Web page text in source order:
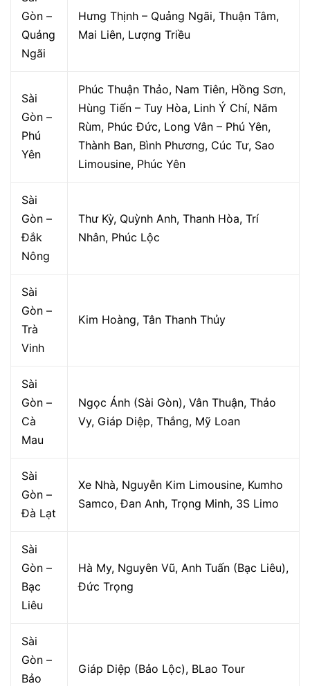
Gòn –
Quảng
Ngãi
Hưng Thịnh – Quảng Ngãi, Thuận Tâm,
Mai Liên, Lượng Triều
Sài
Gòn –
Phú
Yên
Phúc Thuận Thảo, Nam Tiên, Hồng Sơn,
Hùng Tiến – Tuy Hòa, Linh Ý Chí, Năm
Rùm, Phúc Đức, Long Vân – Phú Yên,
Thành Ban, Bình Phương, Cúc Tư, Sao
Limousine, Phúc Yên
Sài
Gòn –
Đắk
Nông
Thư Kỳ, Quỳnh Anh, Thanh Hòa, Trí
Nhân, Phúc Lộc
Sài
Gòn –
Trà
Vinh
Kim Hoàng, Tân Thanh Thủy
Sài
Gòn –
Cà
Mau
Ngọc Ánh (Sài Gòn), Vân Thuận, Thảo
Vy, Giáp Diệp, Thắng, Mỹ Loan
Sài
Gòn –
Đà Lạt
Xe Nhà, Nguyễn Kim Limousine, Kumho
Samco, Đan Anh, Trọng Minh, 3S Limo
Sài
Gòn –
Bạc
Liêu
Hà My, Nguyên Vũ, Anh Tuấn (Bạc Liêu),
Đức Trọng
Sài
Gòn –
Bảo
Giáp Diệp (Bảo Lộc), BLao Tour